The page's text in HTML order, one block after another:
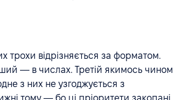
трохи відрізняється за форматом.
— в числах. Третій якимось чином
з них не узгоджується з
тому — бо ці пріоритети закопані